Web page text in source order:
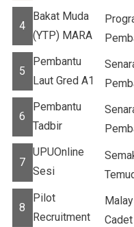
4
Bakat
5
Gred
6
Gred
7
2026/
8